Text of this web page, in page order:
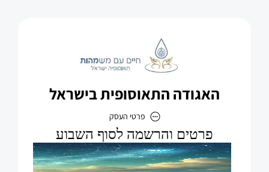
האגודה התאוסופית בישראל
פרטי העסק
האגודה התאוסופית בישראל
כתובת